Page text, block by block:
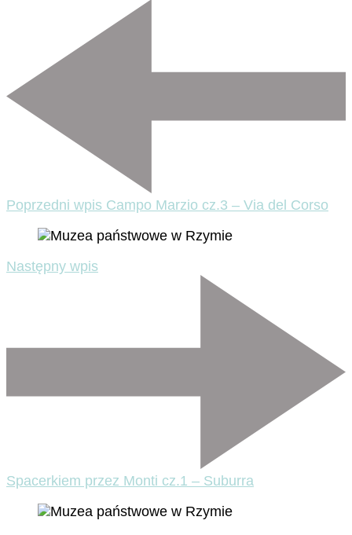
Poprzedni wpis Campo Marzio cz.3 – Via del Corso
Następny wpis
Spacerkiem przez Monti cz.1 – Suburra